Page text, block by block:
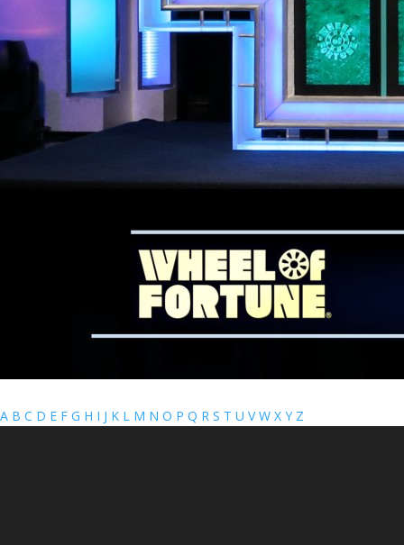
A B C D E F G H I J K L M N O P Q R S T U V W X Y Z